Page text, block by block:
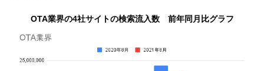
OTA業界の4社サイトの検索流入数 前年同月比グラフ